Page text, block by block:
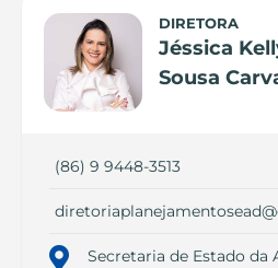
DIRETORA
Jéssica
Sousa
(86) 9 9448-3513
Secretaria de Estado da